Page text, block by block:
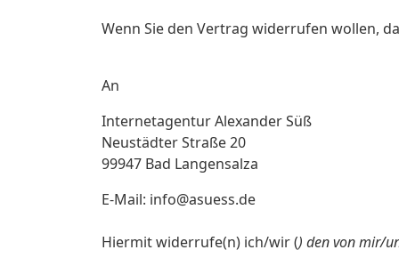
Wenn Sie den Vertrag widerrufen wollen,
An
Internetagentur Alexander Süß
Neustädter Straße 20
99947 Bad Langensalza
E-Mail: info@asuess.de
Hiermit widerrufe(n) ich/wir () den von mir/